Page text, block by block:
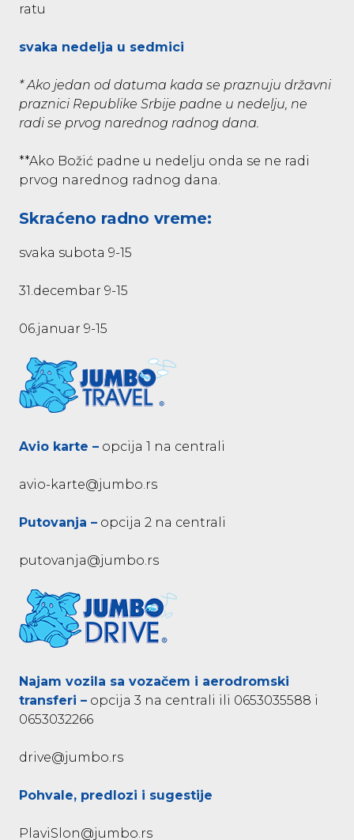
ratu
svaka nedelja u sedmici
* Ako jedan od datuma kada se praznuju državni
praznici Republike Srbije padne u nedelju, ne
radi se prvog narednog radnog dana.
**Ako Božić padne u nedelju onda se ne radi
prvog narednog radnog dana.
Skraćeno radno vreme:
svaka subota 9-15
31.decembar 9-15
06.januar 9-15
Avio karte – opcija 1 na centrali
avio-karte@jumbo.rs
Putovanja – opcija 2 na centrali
putovanja@jumbo.rs
Najam vozila sa vozačem i aerodromski
transferi – opcija 3 na centrali ili 0653035588 i
0653032266
drive@jumbo.rs
Pohvale, predlozi i sugestije
PlaviSlon@jumbo.rs